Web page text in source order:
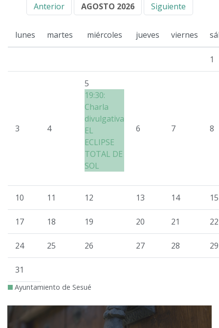
Anterior AGOSTO 2026 Siguiente
lunes martes miércoles jueves viernes
1
3 4
5
19:30:
Charla
divulgativa
EL
ECLIPSE
TOTAL DE
SOL
6 7 8
10 11 12 13 14 15
17 18 19 20 21 22
24 25 26 27 28 29
31
Ayuntamiento de Sesué